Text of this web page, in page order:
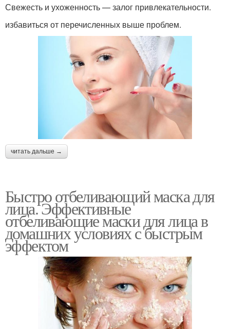
Свежесть и ухоженность — залог привлекательности.
избавиться от перечисленных выше проблем.
читать дальше →
Быстро отбеливающий маска для
лица. Эффективные
отбеливающие маски для лица в
домашних условиях с быстрым
эффектом